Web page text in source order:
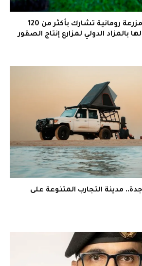
محليات السعودية: مزرعة رومانية تشارك بأكثر من 120
بالمزاد الدولي لمزارع إنتاج الصقور
مدينة التجارب المتنوعة على